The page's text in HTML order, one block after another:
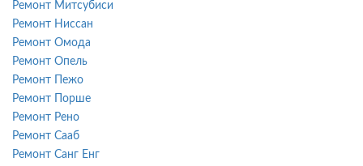
Ремонт Митсубиси
Ремонт Ниссан
Ремонт Омода
Ремонт Опель
Ремонт Пежо
Ремонт Порше
Ремонт Рено
Ремонт Сааб
Ремонт Санг Енг